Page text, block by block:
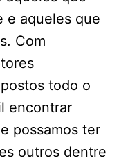
e aqueles que
Com
todo o
encontrar
possamos ter
outros dentre